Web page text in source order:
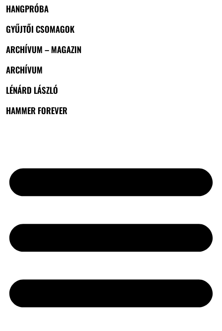
HANGPRÓBA
GYŰJTŐI CSOMAGOK
ARCHÍVUM – MAGAZIN
ARCHÍVUM
LÉNÁRD LÁSZLÓ
HAMMER FOREVER